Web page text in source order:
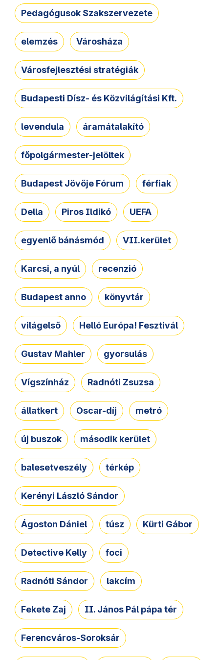
Pedagógusok Szakszervezete
elemzés Városháza
Városfejlesztési stratégiák
Budapesti Dísz- és Közvilágítási Kft.
levendula áramátalakító
főpolgármester-jelöltek
Budapest Jövője Fórum férfiak
Della Piros Ildikó UEFA
egyenlő bánásmód VII.kerület
Karcsi, a nyúl recenzió
Budapest anno könyvtár
világelső Helló Európa! Fesztivál
Gustav Mahler gyorsulás
Vígszínház Radnóti Zsuzsa
állatkert Oscar-díj metró
új buszok második kerület
balesetveszély térkép
Kerényi László Sándor
Ágoston Dániel túsz Kürti Gábor
Detective Kelly foci
Radnóti Sándor lakcím
Fekete Zaj II. János Pál pápa tér
Ferencváros-Soroksár